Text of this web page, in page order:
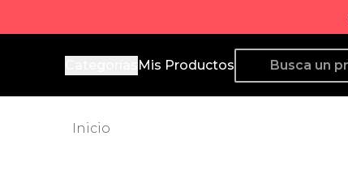
Producto de Aquí
Mis Productos
Inicio